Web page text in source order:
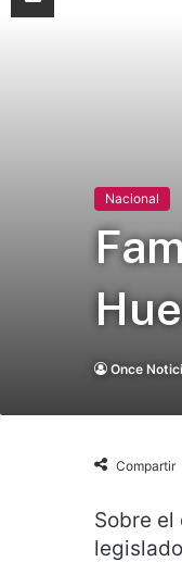
Nacional
Once
Compartir
Sobre